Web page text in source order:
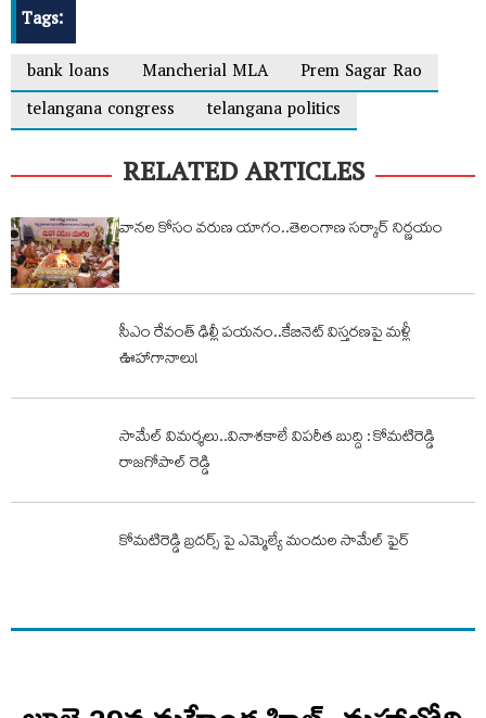
Tags:
bank loans
Mancherial MLA
Prem Sagar Rao
telangana congress
telangana politics
RELATED ARTICLES
వానల కోసం వరుణ యాగం..తెలంగాణ సర్కార్ నిర్ణయం
సీఎం రేవంత్ ఢిల్లీ పయనం..కేబినెట్ విస్తరణపై మళ్లీ
ఊహాగానాలు!
సామేల్ విమర్శలు..వినాశకాలే విపరీత బుద్ది : కోమటిరెడ్డి
రాజగోపాల్ రెడ్డి
కోమటిరెడ్డి బ్రదర్స్ పై ఎమ్మెల్యే మందుల సామేల్ ఫైర్